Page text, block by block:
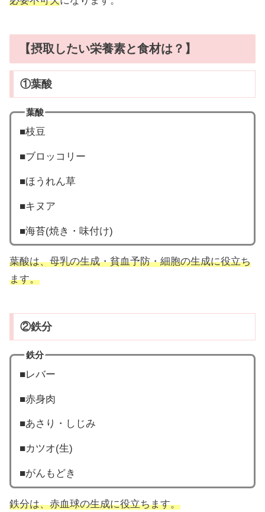
【摂取したい栄養素と食材は？】
①葉酸
葉酸
■枝豆
■ブロッコリー
■ほうれん草
■キヌア
■海苔(焼き・味付け)
葉酸は、母乳の生成・貧血予防・細胞の生成に役立ち
ます。
②鉄分
鉄分
■レバー
■赤身肉
■あさり・しじみ
■カツオ(生)
■がんもどき
鉄分は、赤血球の生成に役立ちます。